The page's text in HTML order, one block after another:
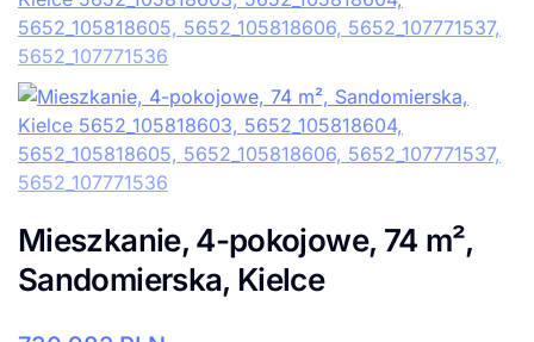
Mieszkanie, 4-pokojowe, 74 m²,
Sandomierska, Kielce